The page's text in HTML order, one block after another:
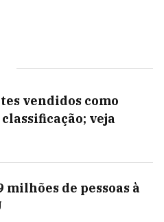
vendidos como
veja
de pessoas à